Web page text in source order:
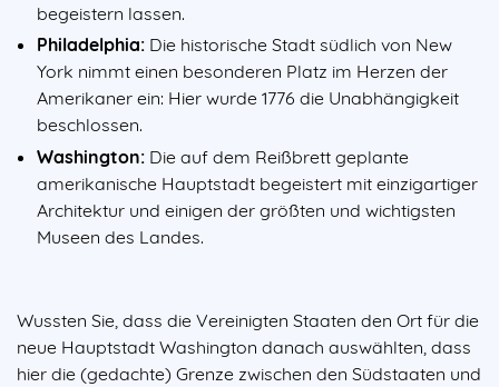
begeistern lassen.
Philadelphia: Die historische Stadt südlich von New
York nimmt einen besonderen Platz im Herzen der
Amerikaner ein: Hier wurde 1776 die Unabhängigkeit
beschlossen.
Washington: Die auf dem Reißbrett geplante
amerikanische Hauptstadt begeistert mit einzigartiger
Architektur und einigen der größten und wichtigsten
Museen des Landes.
Wussten Sie, dass die Vereinigten Staaten den Ort für die
neue Hauptstadt Washington danach auswählten, dass
hier die (gedachte) Grenze zwischen den Südstaaten und